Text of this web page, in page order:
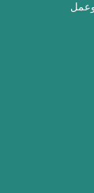
وعمل
ذوى